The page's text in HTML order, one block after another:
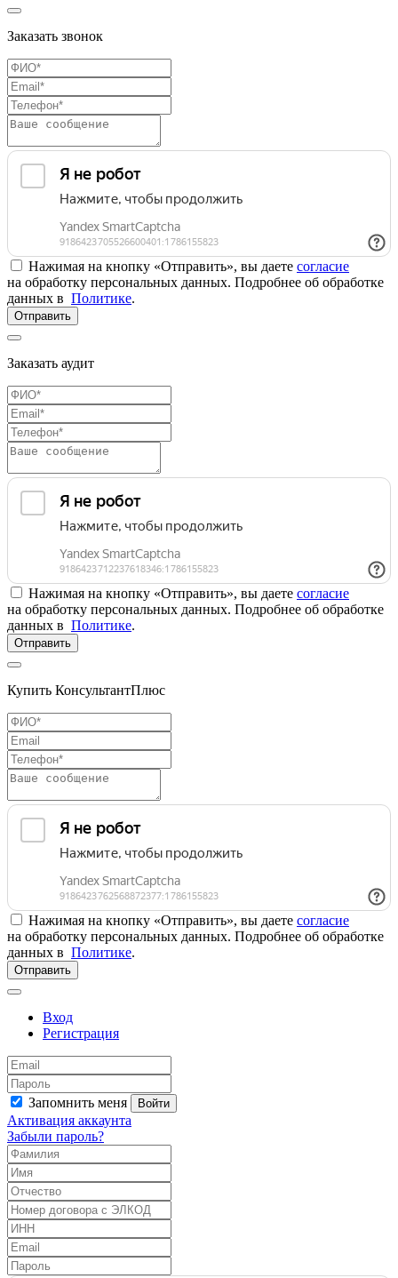
Заказать звонок
Нажимая на кнопку «Отправить», вы даете согласие
на обработку персональных данных. Подробнее об обработке
данных в Политике.
Отправить
Заказать аудит
Нажимая на кнопку «Отправить», вы даете согласие
на обработку персональных данных. Подробнее об обработке
данных в Политике.
Отправить
Купить КонсультантПлюс
Нажимая на кнопку «Отправить», вы даете согласие
на обработку персональных данных. Подробнее об обработке
данных в Политике.
Отправить
Вход
Регистрация
Запомнить меня Войти
Активация аккаунта
Забыли пароль?